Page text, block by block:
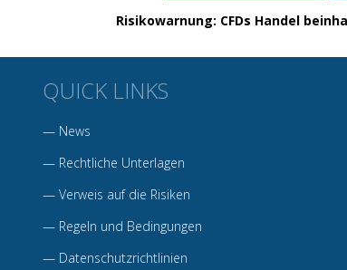
Risikowarnung: CFDs Handel
QUICK LINKS
— News
— Rechtliche Unterlagen
— Verweis auf die Risiken
— Regeln und Bedingungen
— Datenschutzrichtlinien